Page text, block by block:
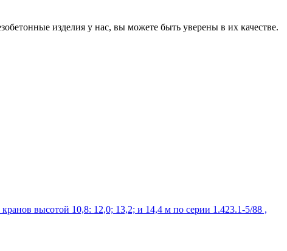
изделия у нас, вы можете быть уверены в их качестве.
высотой 10,8: 12,0; 13,2; и 14,4 м по серии 1.423.1-5/88 ,